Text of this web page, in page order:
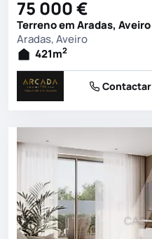
75 000 €
Terreno em Aradas, Aveiro
Aradas, Aveiro
421m2
Contactar